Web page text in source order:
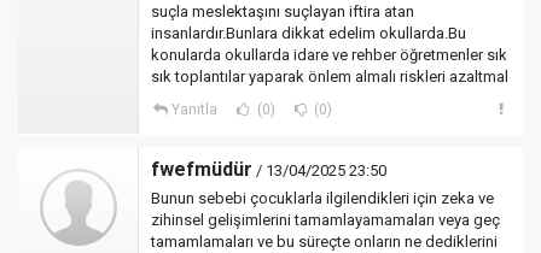
suçla meslektaşını suçlayan iftira atan
insanlardır.Bunlara dikkat edelim okullarda.Bu
konularda okullarda idare ve rehber öğretmenler sık
sık toplantılar yaparak önlem almalı riskleri azaltmal
Yanıtla (0) (0)
fwefmüdür / 13/04/2025 23:50
Bunun sebebi çocuklarla ilgilendikleri için zeka ve
zihinsel gelişimlerini tamamlayamamaları veya geç
tamamlamaları ve bu süreçte onların ne dediklerini